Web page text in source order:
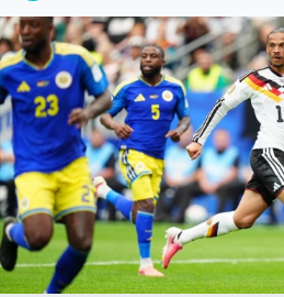
RESMİ İLANLAR
İLAN
Bize ulaşın
İletişim/Künye
Yaşam